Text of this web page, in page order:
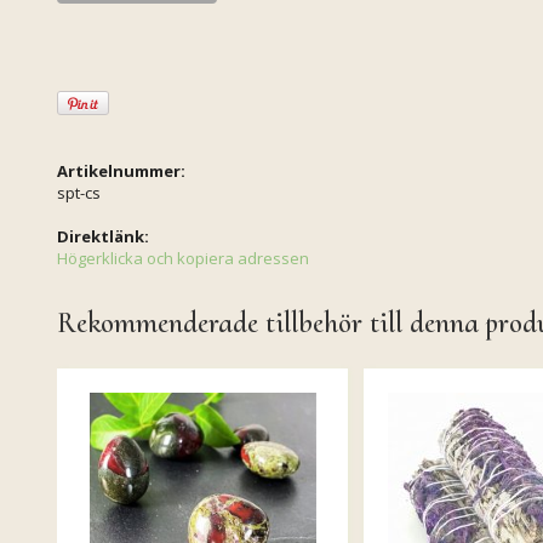
Artikelnummer:
spt-cs
Direktlänk:
Högerklicka och kopiera adressen
Rekommenderade tillbehör till denna